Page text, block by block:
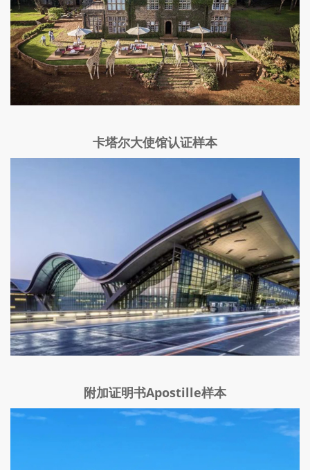
卡塔尔大使馆认证样本
附加证明书Apostille样本